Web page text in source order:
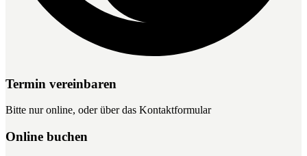
Termin vereinbaren
Bitte nur online, oder über das Kontaktformular
Online buchen